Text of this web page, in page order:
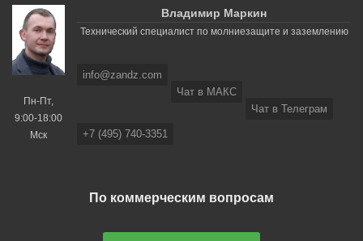
Пн-Пт,
9:00-18:00
Мск
Владимир Маркин
Технический специалист по молниезащите и заземлению
info@zandz.com
Чат в МАКС
Чат в Телеграм
+7 (495) 740-3351
По коммерческим вопросам